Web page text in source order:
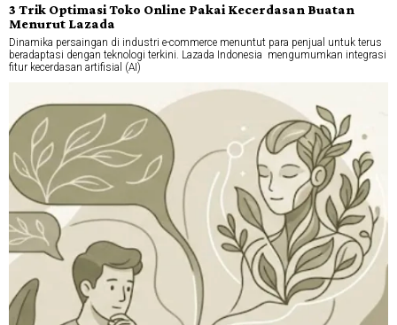
3 Trik Optimasi Toko Online Pakai Kecerdasan Buatan
Menurut Lazada
Dinamika persaingan di industri e-commerce menuntut para penjual untuk terus
beradaptasi dengan teknologi terkini. Lazada Indonesia mengumumkan integrasi
fitur kecerdasan artifisial (AI)